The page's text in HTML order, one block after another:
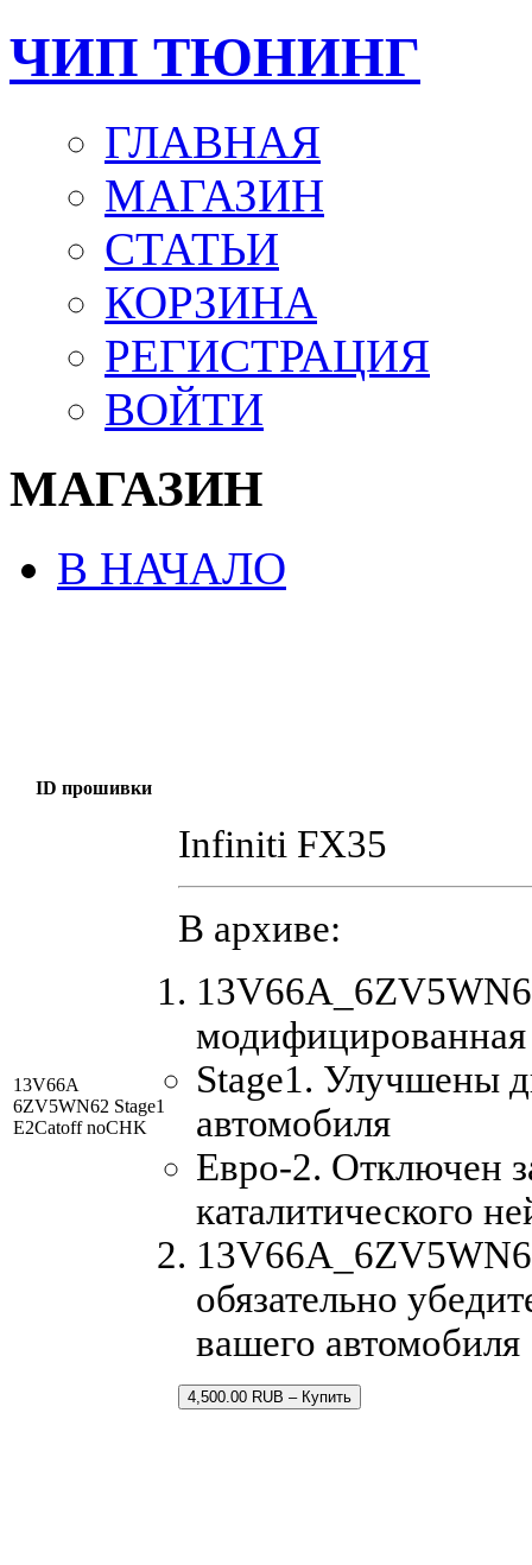
ЧИП ТЮНИНГ
ГЛАВНАЯ
МАГАЗИН
СТАТЬИ
КОРЗИНА
РЕГИСТРАЦИЯ
ВОЙТИ
МАГАЗИН
В НАЧАЛО
ID прошивки
13V66A
6ZV5WN62 Stage1
E2Catoff noCHK
Infiniti FX35
В архиве:
Stage1. Улучшены
автомобиля
Евро-2. Отключен
каталитического
обязательно
вашего автомобиля
4,500.00 RUB – Купить